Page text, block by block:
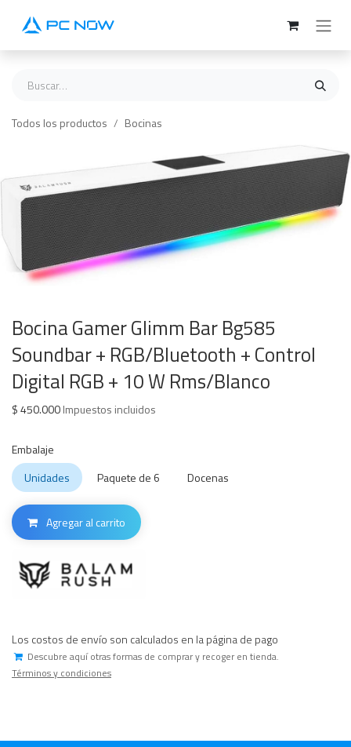
Todos los productos Bocinas
Bocina Gamer Glimm Bar Bg585
Soundbar + RGB/Bluetooth + Control
Digital RGB + 10 W Rms/Blanco
$450.000Impuestos incluidos
Embalaje
Unidades
Paquete de 6 Docenas
Agregar al carrito
Los costos de envío son calculados en la página de pago
Descubre aquí otras formas de comprar y recoger en tienda.
Términos y condiciones